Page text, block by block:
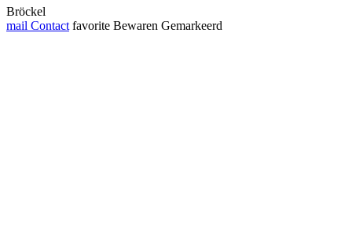
Bröckel
mail Contact favorite Bewaren Gemarkeerd